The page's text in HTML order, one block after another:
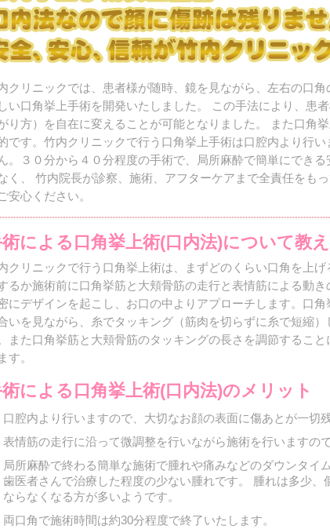
クリニックでは、患者様が随時、鏡を見ながら、左右の口
い口角挙上手術を開発いたしました。 この手法により、患
り方）を自在に変えることが可能となりました。 また口角
です。竹内クリニックで行う口角挙上手術は口腔内より行
。３０分から４０分程度の手術で、局所麻酔で簡単にでき
く、 竹内院長が診察、施術、アフターケアまで全責任をも
安心ください。
による口角挙上術(口内法)について教
クリニックで行う口角挙上術は、まずどのくらい口角を上
るか施術前に口角挙筋と大頬骨筋の走行と表情筋による動
にデザインを起こし、お口の中よりアプローチします。口
いを見ながら、糸でタッキング（筋肉を切らずに糸で短縮
また口角挙筋と大頬骨筋のタッキングの長さを調節するこ
す。
による口角挙上術(口内法)のメリット
口腔内より行いますので、大切なお顔の表面に傷あとが一切
表情筋の走行に沿って微調整を行いながら施術を行いますの
局所麻酔で終わる簡単な施術で腫れや痛みなどのダウンタイ
歯医者さんで治療した程度の少ない腫れです。 腫れは多少
ならなくなる方が多いようです。
両口角で施術時間は約30分程度で終了いたします。